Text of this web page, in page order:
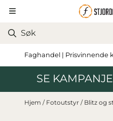
Hopp til innhold
Faghandel | Prisvinnende
SE
Hjem / Fotoutstyr / Blitz og